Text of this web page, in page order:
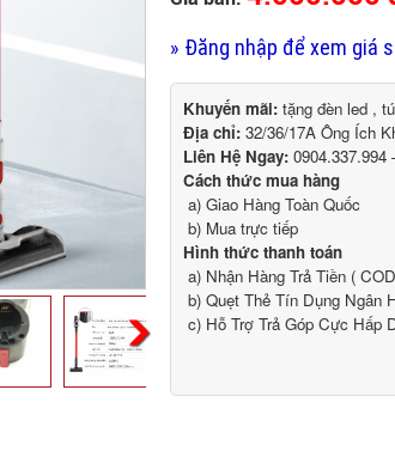
» Đăng nhập để xem giá
Khuyến mãi: tặng đèn led ,
Địa chỉ: 32/36/17A Ông Ích
Liên Hệ Ngay: 0904.337.994
Cách thức mua hàng
a) Giao Hàng Toàn Quốc
b) Mua trực tiếp
Hình thức thanh toán
a) Nhận Hàng Trả Tiền (
b) Quẹt Thẻ Tín Dụng Ngân
c) Hỗ Trợ Trả Góp Cực Hấp